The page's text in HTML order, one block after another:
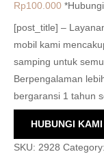
Rp100.000
[post_title] –
mobil kami
samping untuk
Berpengalaman
bergaransi 1 tahun
HUBUNGI KAMI
SKU: 2928 Category: